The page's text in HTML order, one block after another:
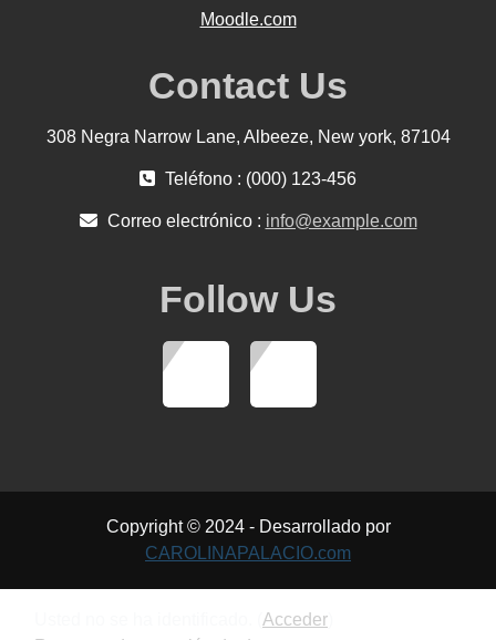
Moodle.com
Contact Us
308 Negra Narrow Lane, Albeeze, New york, 87104
Teléfono : (000) 123-456
Correo electrónico : info@example.com
Follow Us
Copyright © 2024 - Desarrollado por
CAROLINAPALACIO.com
Acceder